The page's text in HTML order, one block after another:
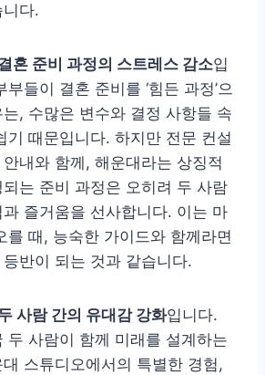
다.
혼 준비 과정의 스트레스 감소입
들이 결혼 준비를 ‘힘든 과정’으
, 수많은 변수와 결정 사항들 속
기 때문입니다. 하지만 전문 컨설
내와 함께, 해운대라는 상징적
는 준비 과정은 오히려 두 사람
즐거움을 선사합니다. 이는 마
를 때, 능숙한 가이드와 함께라면
반이 되는 것과 같습니다.
사람 간의 유대감 강화입니다.
두 사람이 함께 미래를 설계하는
스튜디오에서의 특별한 경험,